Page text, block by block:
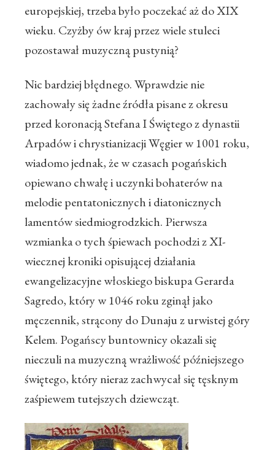
europejskiej, trzeba było poczekać aż do XIX
wieku. Czyżby ów kraj przez wiele stuleci
pozostawał muzyczną pustynią?
Nic bardziej błędnego. Wprawdzie nie
zachowały się żadne źródła pisane z okresu
przed koronacją Stefana I Świętego z dynastii
Arpadów i chrystianizacji Węgier w 1001 roku,
wiadomo jednak, że w czasach pogańskich
opiewano chwałę i uczynki bohaterów na
melodie pentatonicznych i diatonicznych
lamentów siedmiogrodzkich. Pierwsza
wzmianka o tych śpiewach pochodzi z XI-
wiecznej kroniki opisującej działania
ewangelizacyjne włoskiego biskupa Gerarda
Sagredo, który w 1046 roku zginął jako
męczennik, strącony do Dunaju z urwistej góry
Kelem. Pogańscy buntownicy okazali się
nieczuli na muzyczną wrażliwość późniejszego
świętego, który nieraz zachwycał się tęsknym
zaśpiewem tutejszych dziewcząt.